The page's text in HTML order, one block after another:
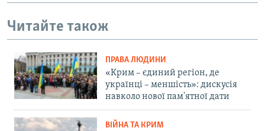
Читайте також
ПРАВА ЛЮДИНИ
«Крим – єдиний регіон, де
українці – меншість»: дискусія
навколо нової пам'ятної дати
ВІЙНА ТА КРИМ